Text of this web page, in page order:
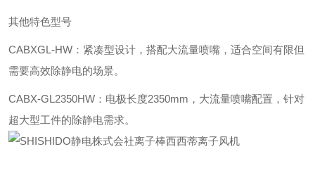
其他特色型号
‌CABXGL-HW‌：紧凑型设计，搭配大流量喷嘴，适合空间有限但
需要高效除静电的场景。
‌CABX-GL2350HW‌：电极长度2350mm，大流量喷嘴配置，针对
超大型工件的除静电需求。